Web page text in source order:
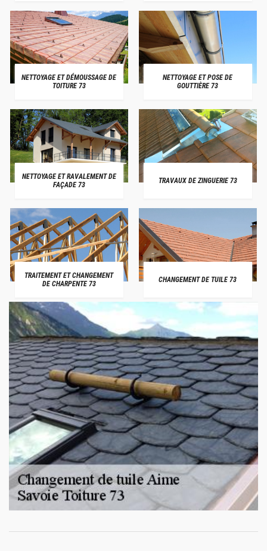
NETTOYAGE ET DÉMOUSSAGE DE
TOITURE 73
NETTOYAGE ET POSE DE
GOUTTIÈRE 73
NETTOYAGE ET RAVALEMENT DE
FAÇADE 73
TRAVAUX DE ZINGUERIE 73
TRAITEMENT ET CHANGEMENT
DE CHARPENTE 73
CHANGEMENT DE TUILE 73